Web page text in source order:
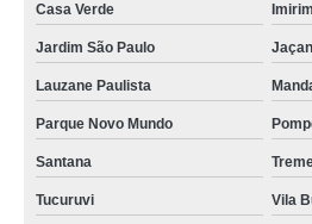
empresa de assistencia tecnica secadora
serviço de assistencia tecnica secadora
serviço de assistencia tecnica para
Casa Verde Imirim
Jardim São Paulo
Lauzane Paulista
Parque Novo Mundo
Santana
Tucuruvi Vila